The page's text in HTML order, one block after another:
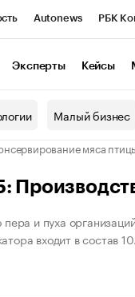
Autonews РБК
Эксперты Кейсы
Малый бизнес
мяса
и пуха
входит в состав